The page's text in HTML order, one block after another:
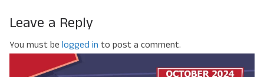
Leave a Reply
You must be logged in to post a comment.